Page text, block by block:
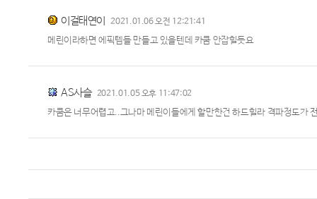
이걸태연이 2021.01.06 오전 12:21:41
메린이라하면 에픽템들 만들고 있을텐데 카쿰 안잡힐듯요
AS사슬 2021.01.05 오후 11:47:02
카쿰은 너무어렵고..그나마 메린이들에게 할만한건 하드힐라 격파정도가